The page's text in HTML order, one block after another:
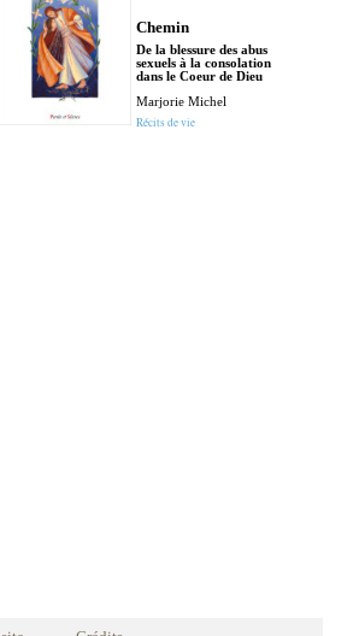
Chemin
De la blessure des abus
sexuels à la consolation
dans le Coeur de Dieu
Marjorie Michel
Récits de vie